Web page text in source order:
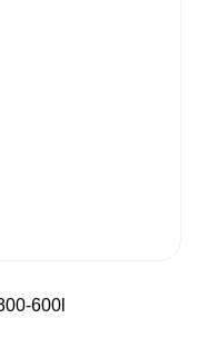
600l